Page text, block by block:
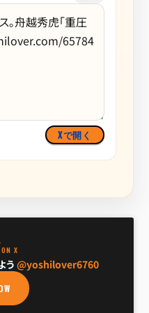
Xで開く
X
う @yoshilover6760